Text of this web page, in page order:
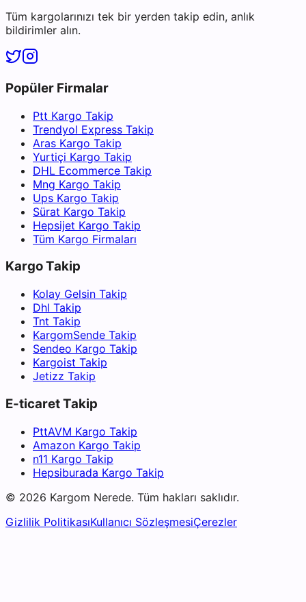
Tüm kargolarınızı tek bir yerden takip edin, anlık
bildirimler alın.
Popüler Firmalar
Ptt Kargo Takip
Trendyol Express Takip
Aras Kargo Takip
Yurtiçi Kargo Takip
DHL Ecommerce Takip
Mng Kargo Takip
Ups Kargo Takip
Sürat Kargo Takip
Hepsijet Kargo Takip
Tüm Kargo Firmaları
Kargo Takip
Kolay Gelsin Takip
Dhl Takip
Tnt Takip
KargomSende Takip
Sendeo Kargo Takip
Kargoist Takip
Jetizz Takip
E-ticaret Takip
PttAVM Kargo Takip
Amazon Kargo Takip
n11 Kargo Takip
Hepsiburada Kargo Takip
© 2026 Kargom Nerede. Tüm hakları saklıdır.
Gizlilik PolitikasıKullanıcı SözleşmesiÇerezler